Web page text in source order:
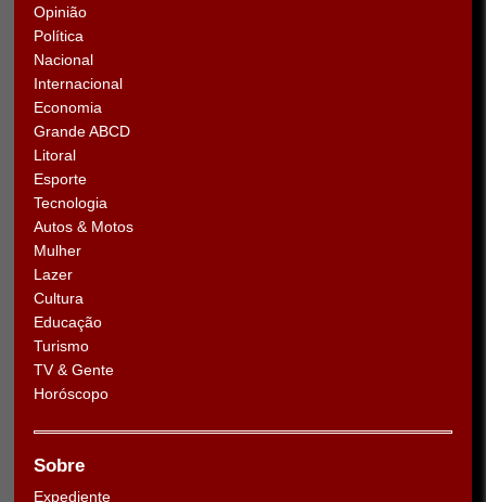
Opinião
Política
Nacional
Internacional
Economia
Grande ABCD
Litoral
Esporte
Tecnologia
Autos & Motos
Mulher
Lazer
Cultura
Educação
Turismo
TV & Gente
Horóscopo
Sobre
Expediente